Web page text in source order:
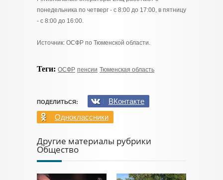
понедельника по четверг - с 8:00 до 17:00, в пятницу
- с 8:00 до 16:00.
Источник: ОСФР по Тюменской области.
Теги: ОСФР пенсии Тюменская область
ПОДЕЛИТЬСЯ:
ВКонтакте
Одноклассники
Другие материалы рубрики
Общество